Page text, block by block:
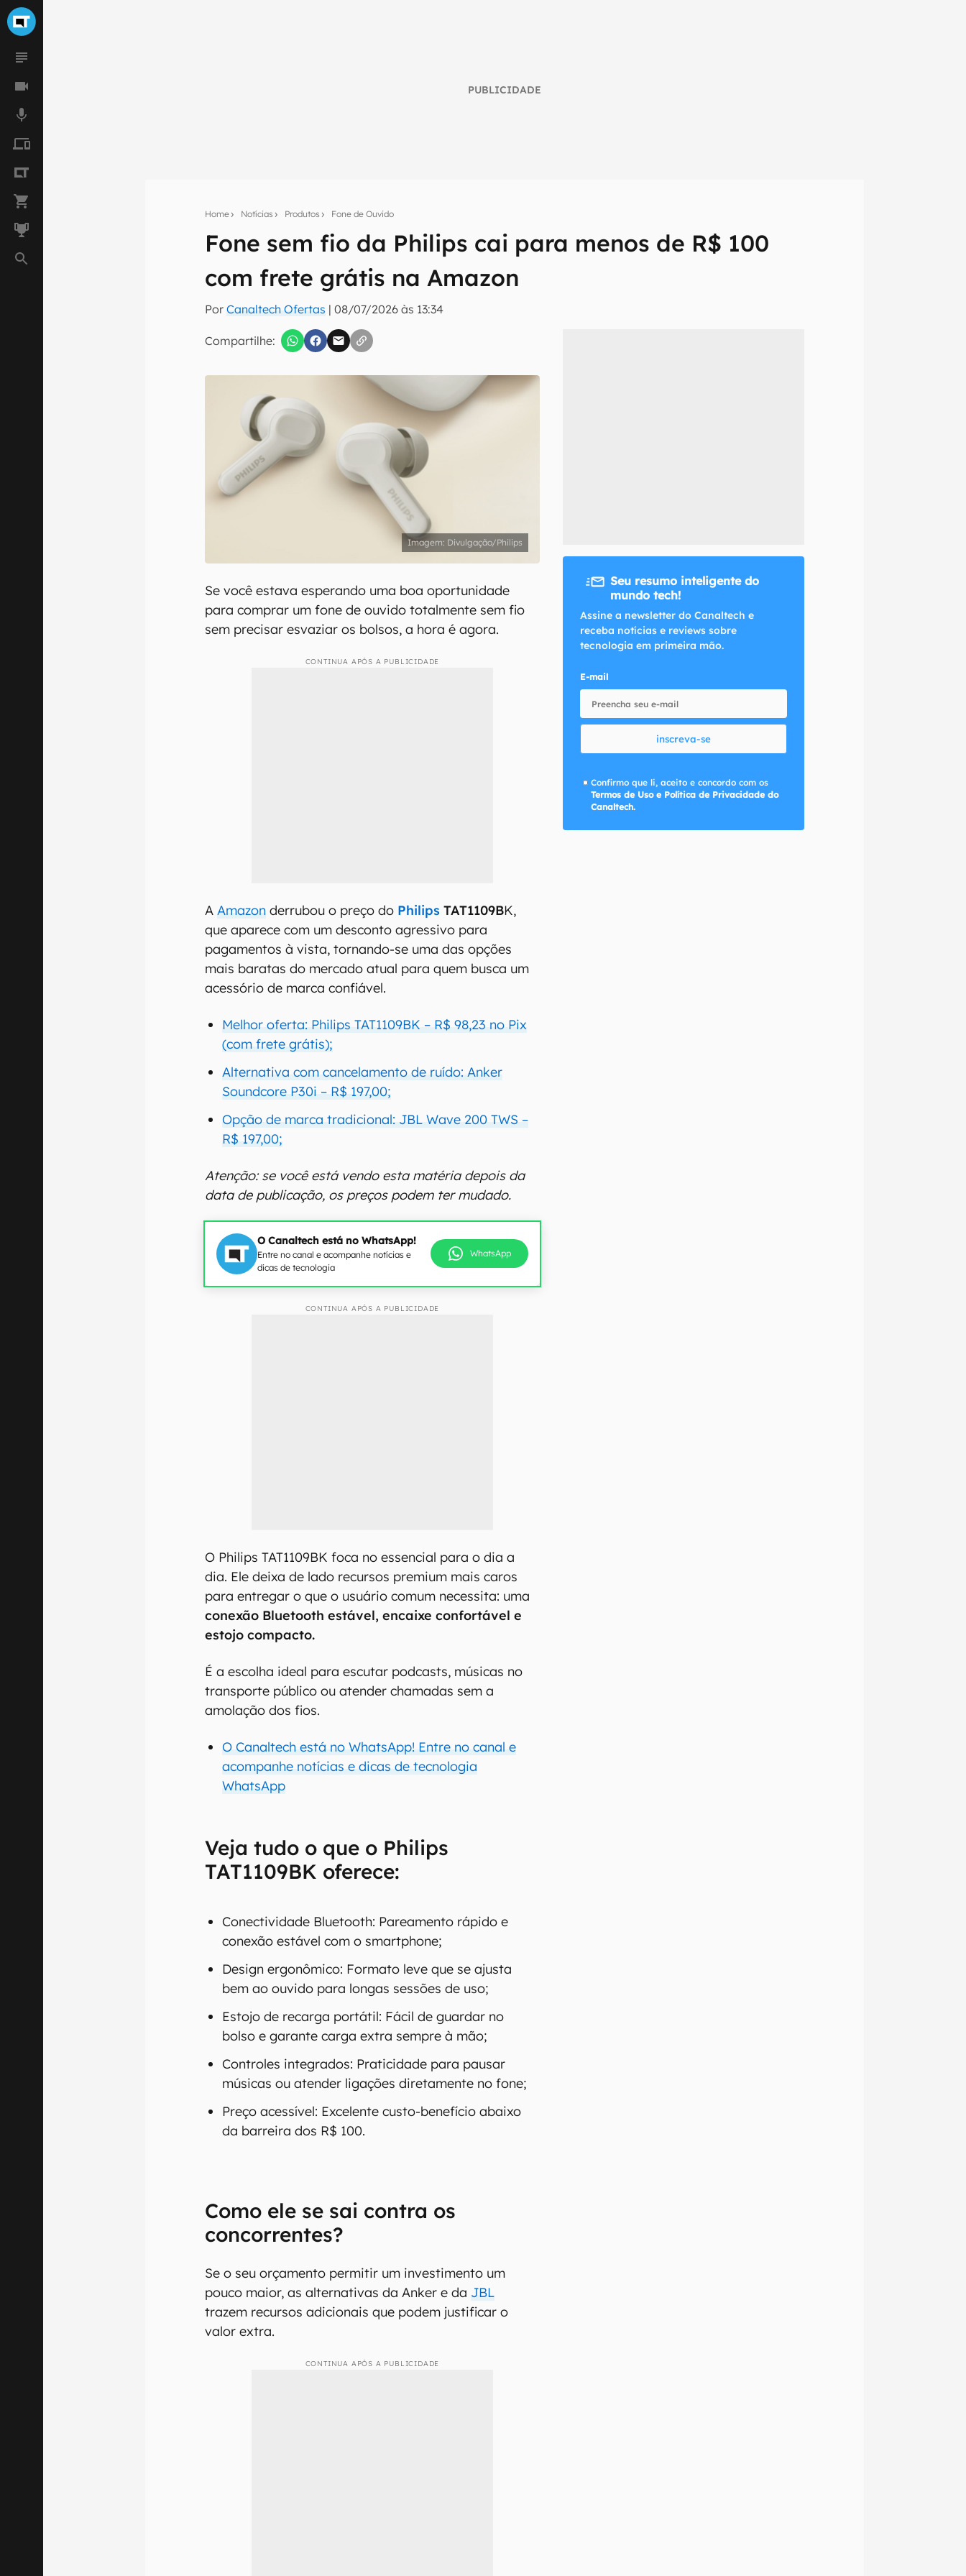
PUBLICIDADE
Home Notícias Produtos Fone de Ouvido
Fone sem fio da Philips cai para menos de R$ 100
com frete grátis na Amazon
PorCanaltech Ofertas |08/07/2026 às 13:34
Compartilhe:
Seu resumo inteligente do mundo tech!
Assine a newsletter do Canaltech e receba notícias e reviews sobre tecnologia em primeira
inscreva-se
Confirmo que li, aceito e concordo com os Termos de Uso e Política de Privacidade do Canaltech.
Divulgação/Philips
Se você estava esperando uma boa oportunidade
para comprar um fone de ouvido totalmente sem fio
sem precisar esvaziar os bolsos, a hora é agora.
CONTINUA APÓS A PUBLICIDADE
AAmazon derrubou o preço do Philips TAT1109BK,
que aparece com um desconto agressivo para
pagamentos à vista, tornando-se uma das opções
mais baratas do mercado atual para quem busca um
acessório de marca confiável.
Melhor oferta: Philips TAT1109BK – R$ 98,23 no Pix
(com frete grátis);
Alternativa com cancelamento de ruído: Anker
Soundcore P30i – R$ 197,00;
Opção de marca tradicional: JBL Wave 200 TWS –
R$ 197,00;
Atenção: se você está vendo esta matéria depois da
data de publicação, os preços podem ter mudado.
O Canaltech está no WhatsApp!
Entre no canal e acompanhe notícias e
dicas de tecnologia
WhatsApp
CONTINUA APÓS A PUBLICIDADE
O Philips TAT1109BK foca no essencial para o dia a
dia. Ele deixa de lado recursos premium mais caros
para entregar o que o usuário comum necessita: uma
conexão Bluetooth estável, encaixe confortável e
estojo compacto.
É a escolha ideal para escutar podcasts, músicas no
transporte público ou atender chamadas sem a
amolação dos fios.
O Canaltech está no WhatsApp! Entre no canal e
acompanhe notícias e dicas de tecnologia
WhatsApp
Veja tudo o que o Philips
TAT1109BK oferece:
Conectividade Bluetooth: Pareamento rápido e
conexão estável com o smartphone;
Design ergonômico: Formato leve que se ajusta
bem ao ouvido para longas sessões de uso;
Estojo de recarga portátil: Fácil de guardar no
bolso e garante carga extra sempre à mão;
Controles integrados: Praticidade para pausar
músicas ou atender ligações diretamente no fone;
Preço acessível: Excelente custo-benefício abaixo
da barreira dos R$ 100.
Como ele se sai contra os
concorrentes?
Se o seu orçamento permitir um investimento um
pouco maior, as alternativas da Anker e da JBL
trazem recursos adicionais que podem justificar o
valor extra.
CONTINUA APÓS A PUBLICIDADE
Seu resumo inteligente do
mundo tech!
Assine a newsletter do Canaltech e
receba notícias e reviews sobre
tecnologia em primeira mão.
E-mail
inscreva-se
Confirmo que li, aceito e concordo com os
Termos de Uso e Política de Privacidade do
Canaltech.